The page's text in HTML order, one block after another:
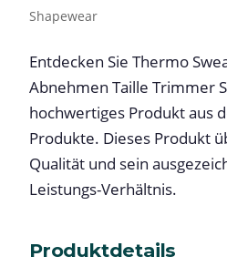
Shapewear
Entdecken Sie Thermo
Abnehmen Taille Trimmer
hochwertiges Produkt aus
Produkte. Dieses Produkt
Qualität und sein
Leistungs-Verhältnis.
Produktdetails